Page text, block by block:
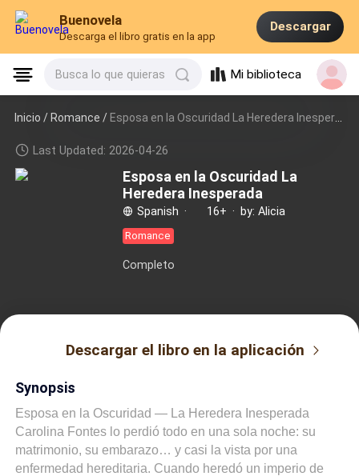
Buenovela
Descarga el libro gratis en la app
Descargar
Busca lo que quieras Mi biblioteca
Inicio /Romance / Esposa en la Oscuridad La Heredera Inesperada
Last Updated: 2026-04-26
Esposa en la Oscuridad La
Heredera Inesperada
Spanish · 16+ · by: Alicia
Romance
Completo
Descargar el libro en la aplicación
Synopsis
Esposa en la Oscuridad — La Heredera Inesperada
Carolina Fontes lo perdió todo en una sola noche: su
matrimonio, su embarazo… y casi la vista por una
enfermedad hereditaria. Cuando heredó un imperio de